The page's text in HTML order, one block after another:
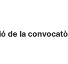
de la